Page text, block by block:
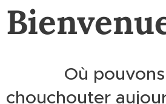
Où pouvons-
chouchouter